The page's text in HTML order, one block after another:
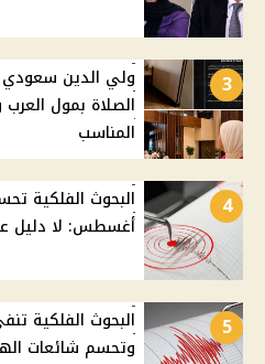
3
ولي الدين
الصلاة بمول العرب
المناسب
4
أغسطس: لا دليل
5
البحوث الفلكية
وتحسم شائعات